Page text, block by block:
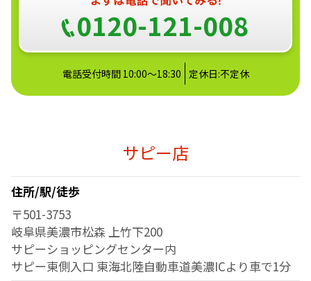
0120-121-008
電話受付時間 10:00～18:30 定休日:不定休
サピー店
住所/駅/徒歩
〒501-3753
岐阜県美濃市松森 上竹下200
サピーショッピングセンター内
サピー東側入口 東海北陸自動車道美濃ICより車で1分